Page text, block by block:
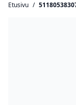
Etusivu /